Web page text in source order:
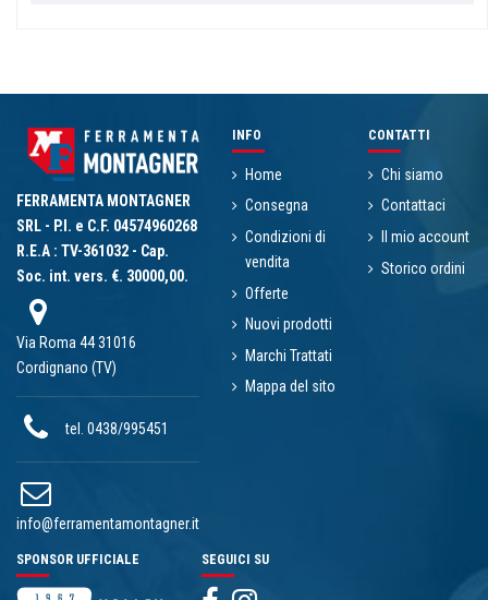
FERRAMENTA MONTAGNER
SRL - P.I. e C.F. 04574960268
R.E.A : TV-361032 - Cap.
Soc. int. vers. €. 30000,00.
Via Roma 44 31016
Cordignano (TV)
tel. 0438/995451
info@ferramentamontagner.it
SPONSOR UFFICIALE
INFO
Home
Consegna
Condizioni di
vendita
Offerte
Nuovi prodotti
Marchi Trattati
Mappa del sito
CONTATTI
Chi siamo
Contattaci
Il mio account
Storico ordini
SEGUICI SU